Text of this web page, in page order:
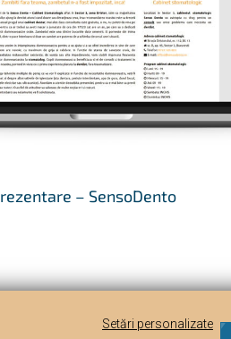
– SensoDento
Setări personalizate